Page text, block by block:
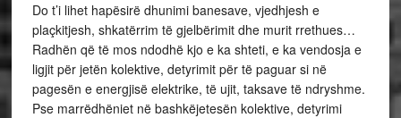
Do t’i lihet hapësirë dhunimi banesave, vjedhjesh e
plaçkitjesh, shkatërrim të gjelbërimit dhe murit rrethues…
Radhën që të mos ndodhë kjo e ka shteti, e ka vendosja e
ligjit për jetën kolektive, detyrimit për të paguar si në
pagesën e energjisë elektrike, të ujit, taksave të ndryshme.
Pse marrëdhëniet në bashkëjetesën kolektive, detyrimi